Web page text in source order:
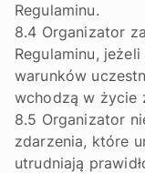
Regulaminu.
8.4 Organizator
Regulaminu,
warunków
wchodzą w życie
8.5 Organizator
zdarzenia, które
utrudniają